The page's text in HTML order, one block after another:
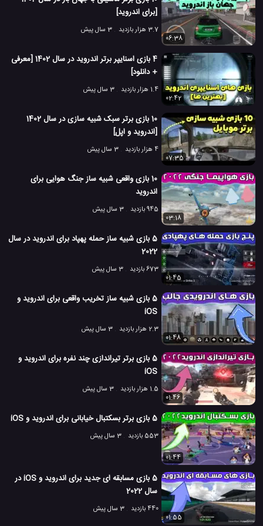
9.3 هزار بازدید
7 سال پیش بازی تکنولوژی[برای اندروید]
3.7 هزار بازدید
3 سال پیش
06:38
4 بازی اسنایپر برتر اندروید در سال 1402 [معرفی
+ دانلود]
1.4 هزار بازدید
3 سال پیش
02:42
10 بازی برتر سبک شبیه سازی در سال 1402
[اندروید و اپل]
4 هزار بازدید
3 سال پیش
07:35
10 بازی واقعی شبیه ساز جنگ هوایی برای
اندروید
945 بازدید
3 سال پیش
03:18
5 بازی شبیه ساز حمله پهپاد برای اندروید در سال
2022
673 بازدید
3 سال پیش
01:45
5 بازی شبیه ساز تخریب واقعی برای اندروید و
iOS
2.3 هزار بازدید
3 سال پیش
01:48
5 بازی برتر تیراندازی چند نفره برای اندروید و
iOS
1.5 هزار بازدید
3 سال پیش
01:46
5 بازی برتر بسکتبال خیابانی برای اندروید و iOS
553 بازدید 3 سال پیش
01:44
5 بازی مسابقه ای جدید برای اندروید و iOS در
سال 2022
440 بازدید
3 سال پیش
01:55